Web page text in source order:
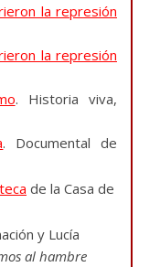
la represión
la represión
. Historia viva,
. Documental de
de la Casa de
y Lucía
al hambre